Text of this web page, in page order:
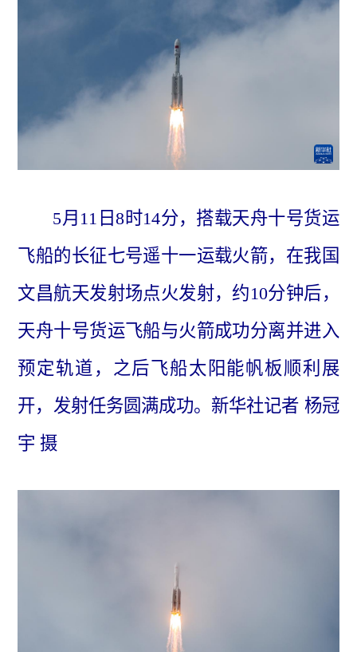
5月11日8时14分，搭载天舟十号货运
飞船的长征七号遥十一运载火箭，在我国
文昌航天发射场点火发射，约10分钟后，
天舟十号货运飞船与火箭成功分离并进入
预定轨道，之后飞船太阳能帆板顺利展
开，发射任务圆满成功。新华社记者 杨冠
宇 摄